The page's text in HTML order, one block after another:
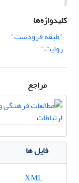
کلیدواژه‌ها
"طبقه فرودست"
روایت"
مراجع
فایل ها